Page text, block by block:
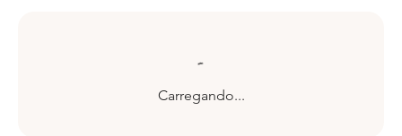
Carregando...